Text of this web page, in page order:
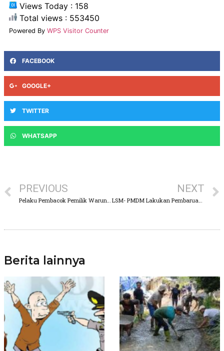
Views Today : 158
Total views : 553450
Powered By WPS Visitor Counter
FACEBOOK
GOOGLE+
TWITTER
WHATSAPP
PREVIOUS NEXT
Berita lainnya